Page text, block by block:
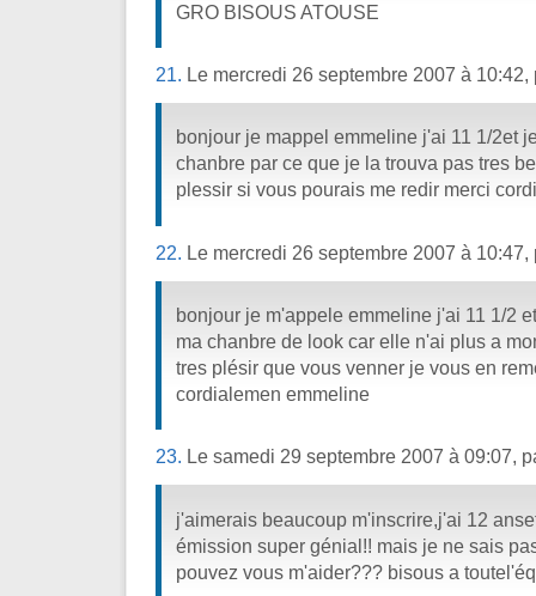
GRO BISOUS ATOUSE
21. Le mercredi 26 septembre 2007 à
bonjour je mappel emmeline j'ai 11 1/2et
chanbre par ce que je la trouva pas tres
plessir si vous pourais me redir merci
22. Le mercredi 26 septembre 2007 à
bonjour je m'appele emmeline j'ai 11 1/2
ma chanbre de look car elle n'ai plus a
tres plésir que vous venner je vous en
cordialemen emmeline
23. Le samedi 29 septembre 2007 à 09:07,
j'aimerais beaucoup m'inscrire,j'ai 12
émission super génial!! mais je ne sais
pouvez vous m'aider??? bisous a